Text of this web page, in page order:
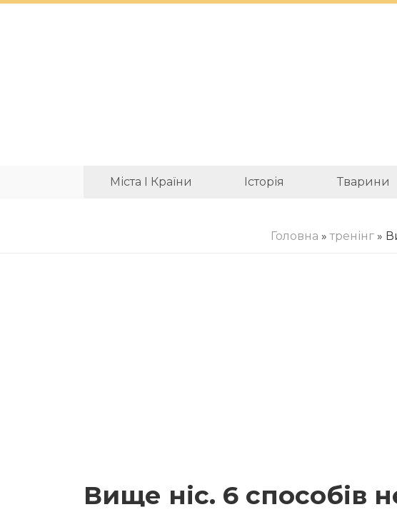
Міста І Країни Історія Тварини
Головна »тренінг»
Вище ніс. 6 способів